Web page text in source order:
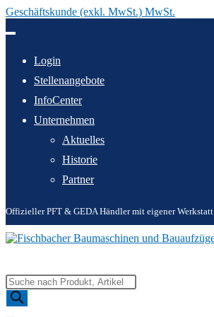
Geschäftskunde (exkl. MwSt.) MwSt.
Inhalt
Login
Stellenangebote
InfoCenter
Unternehmen
Aktuelles
Historie
Partner
Offizieller PFT & GEDA Händler mit eigener Werkstatt
Products
search